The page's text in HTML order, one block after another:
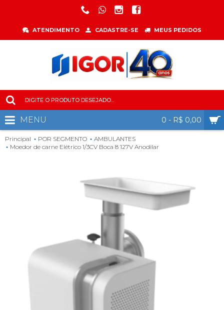
ATENDIMENTO CADASTRE-SE MEUS PEDIDOS
0 - R$ 0,00
MENU
Principal POR SEGMENTO
AMBULANTES
Moedor de carne Elétrico 1/3CV Boca 8 127V Anodilar